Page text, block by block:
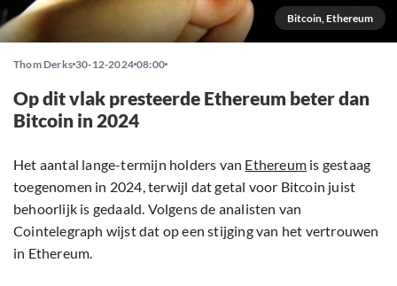
Bitcoin, Ethereum
Thom Derks 30-12-2024 08:00
Op dit vlak presteerde Ethereum beter dan
Bitcoin in 2024
Het aantal lange-termijn holders van Ethereum is gestaag
toegenomen in 2024, terwijl dat getal voor Bitcoin juist
behoorlijk is gedaald. Volgens de analisten van
Cointelegraph wijst dat op een stijging van het vertrouwen
in Ethereum.